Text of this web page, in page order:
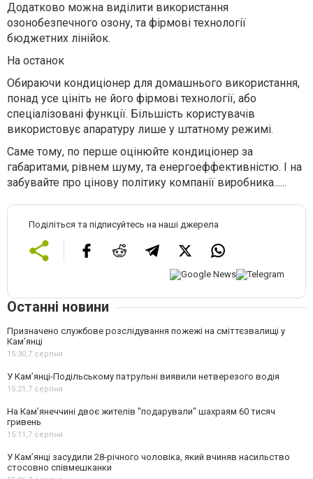
Додатково можна виділити використання
озонобезпечного озону, та фірмові технології
бюджетних лінійок.
На останок
Обираючи кондиціонер для домашнього використання,
понад усе цініть не його фірмові технології, або
спеціалізовані функції. Більшість користувачів
використовує апаратуру лише у штатному режимі.
Саме тому, по перше оцінюйте кондиціонер за
габаритами, рівнем шуму, та енергоеффективністю. І на
забувайте про цінову політику компанії виробника......
Поділіться та підписуйтесь на наші джерела
Останні новини
Призначено службове розслідування пожежі на сміттєзвалищі у
Кам’янці
15:30,7 серпня
У Кам’янці-Подільському патрульні виявили нетверезого водія
15:21,7 серпня
На Камʼянеччині двоє жителів "подарували" шахраям 60 тисяч
гривень
15:11,7 серпня
У Камʼянці засудили 28-річного чоловіка, який вчиняв насильство
стосовно співмешканки